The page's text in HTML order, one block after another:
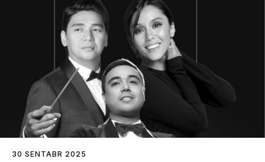
30 SENTABR 2025